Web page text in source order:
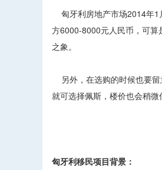
匈牙利房地产市场2014年1
方6000-8000元人民币，可算
之象。
另外，在选购的时候也要留
就可选择佩斯，楼价也会稍微
匈牙利移民项目背景：